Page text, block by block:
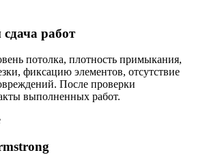
работ
потолка, плотность примыкания,
фиксацию элементов, отсутствие
После проверки
выполненных работ.